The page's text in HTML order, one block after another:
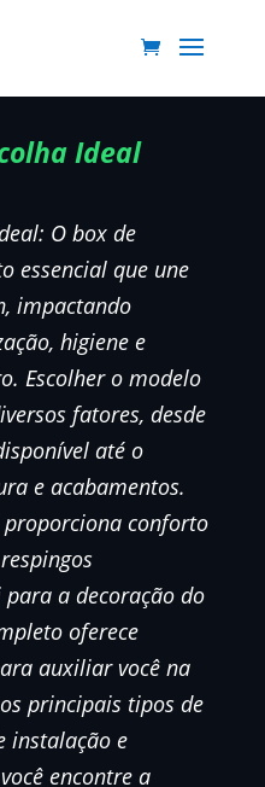
Ideal
O box de
essencial que une
impactando
higiene e
Escolher o modelo
fatores, desde
até o
e acabamentos.
conforto
a decoração do
oferece
auxiliar você na
principais tipos de
instalação e
encontre a